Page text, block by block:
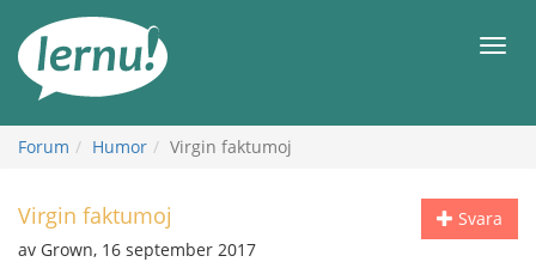
sidans
innehåll
Meny
Forum Humor Virgin faktumoj
Svara
Virgin faktumoj
av Grown, 16 september 2017